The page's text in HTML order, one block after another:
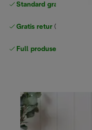
Standard gratis levering
Gratis retur
Full produsentgaranti